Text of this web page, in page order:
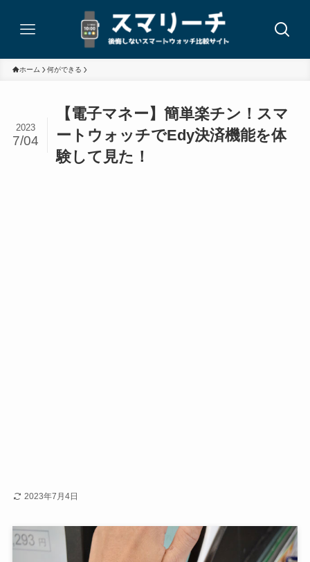
ホーム 何ができる
【電子マネー】簡単楽チン！スマ
ートウォッチでEdy決済機能を体
験して見た！
2023
7/04
2023年7月4日